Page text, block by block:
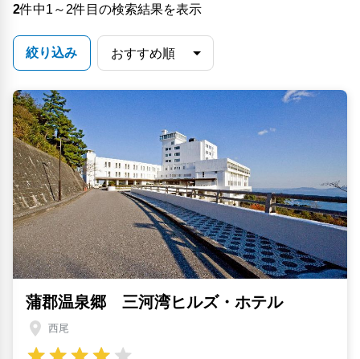
2件中1～2件目の検索結果を表示
絞り込み
蒲郡温泉郷 三河湾ヒルズ・ホテル
西尾